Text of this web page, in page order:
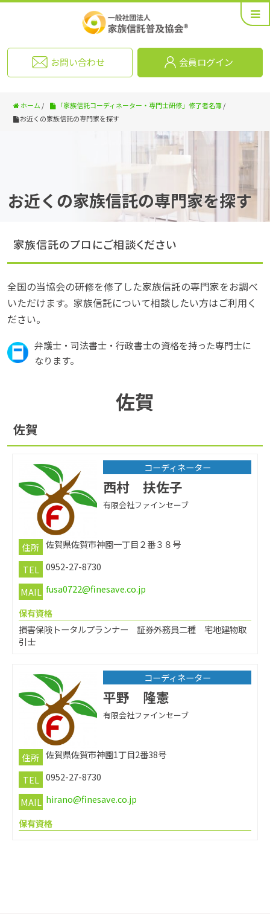
お問い合わせ 会員ログイン
ホーム / 「家族信託コーディネーター・専門士研修」修了者名簿/
お近くの家族信託の専門家を探す
お近くの家族信託の専門家を探す
家族信託のプロにご相談ください
全国の当協会の研修を修了した家族信託の専門家をお調べ
いただけます。家族信託について相談したい方はご利用く
ださい。
弁護士・司法書士・行政書士の資格を持った専門士に
なります。
佐賀
佐賀
コーディネーター
西村 扶佐子
有限会社ファインセーブ
住所 佐賀県佐賀市神園一丁目２番３８号
TEL 0952-27-8730
MAIL fusa0722@finesave.co.jp
保有資格
損害保険トータルプランナー 証券外務員二種 宅地建物取
引士
コーディネーター
平野 隆憲
有限会社ファインセーブ
住所 佐賀県佐賀市神園1丁目2番38号
TEL 0952-27-8730
MAIL hirano@finesave.co.jp
保有資格